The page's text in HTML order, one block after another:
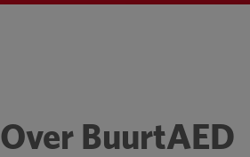
Over BuurtAED